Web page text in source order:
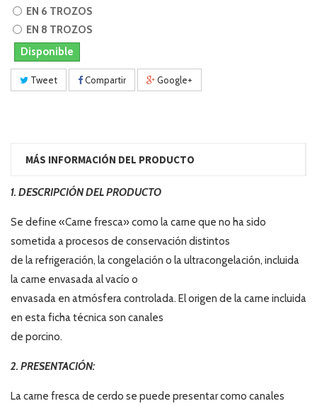
EN 6 TROZOS
EN 8 TROZOS
Disponible
Tweet Compartir Google+
MÁS INFORMACIÓN DEL PRODUCTO
1. DESCRIPCIÓN DEL PRODUCTO
Se define «Carne fresca» como la carne que no ha sido
sometida a procesos de conservación distintos
de la refrigeración, la congelación o la ultracongelación, incluida
la carne envasada al vacío o
envasada en atmósfera controlada. El origen de la carne incluida
en esta ficha técnica son canales
de porcino.
2. PRESENTACIÓN:
La carne fresca de cerdo se puede presentar como canales